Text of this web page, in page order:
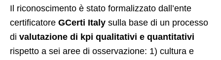
Il riconoscimento è stato formalizzato dall’ente
certificatore GCerti Italy sulla base di un processo
di valutazione di kpi qualitativi e quantitativi
rispetto a sei aree di osservazione: 1) cultura e